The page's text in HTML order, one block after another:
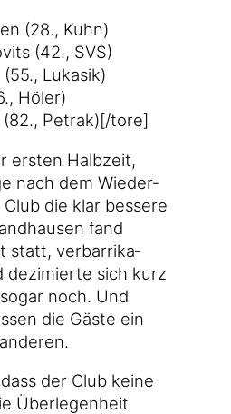
(28., Kuhn)
(42., SVS)
Lukasik)
Höler)
Petrak)[/tore]
ers­ten Halb­zeit,
nach dem Wie­der­
die klar bes­se­re
fand
statt, ver­bar­ri­ka­
dezi­mier­te sich kurz
noch. Und
die Gäs­te ein
der Club kei­ne
Über­le­gen­heit